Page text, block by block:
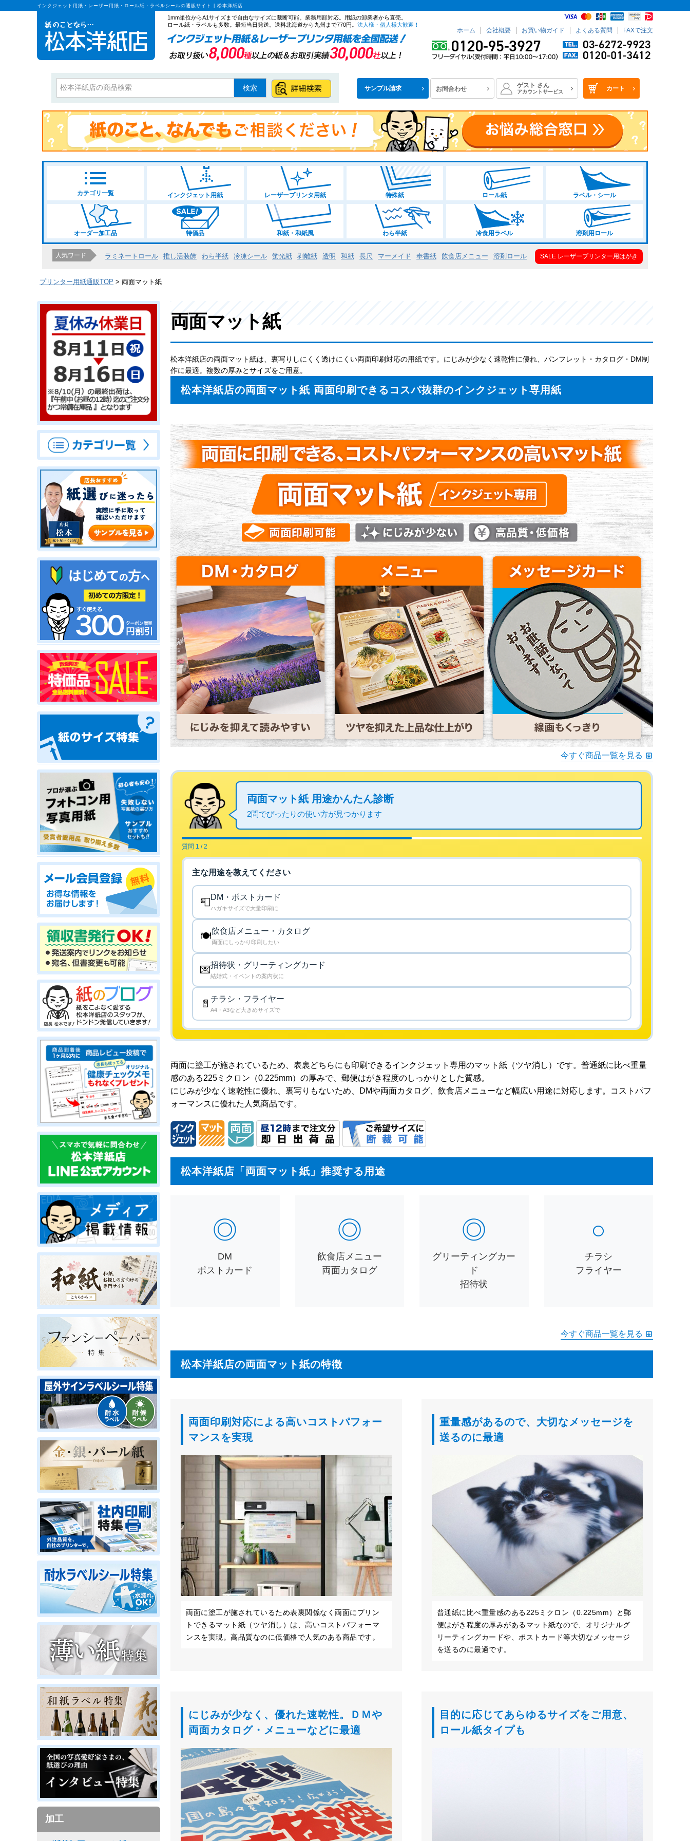
インクジェット用紙・レーザー用紙・ロール紙・ラベルシールの通販サイト | 松本洋紙店
1mm単位からA1サイズまで自由なサイズに裁断可能。業務用卸対応。用紙の卸業者から直売。
ロール紙・ラベルも多数。最短当日発送。送料北海道から九州まで770円。 法人様・個人様大歓迎！
ホーム 会社概要 お買い物ガイド よくある質問 FAXで注文
サンプル請求 お問合わせ ゲスト さん
アカウントサービス カート
検索
カテゴリ一覧 インクジェット用紙 レーザープリンタ用紙 特殊紙 ロール紙 ラベル・シール
オーダー加工品 特価品 和紙・和紙風 わら半紙 冷食用ラベル 溶剤用ロール
人気ワード ラミネートロール 推し活装飾 わら半紙 冷凍シール 蛍光紙 剥離紙 透明 和紙 長尺 マーメイド 奉書紙 飲食店メニュー 溶剤ロール SALE レーザープリンター用はがき
プリンター用紙通販TOP 両面マット紙
加工
両面マット紙
松本洋紙店の両面マット紙は、裏写りしにくく透けにくい両面印刷対応の用紙です。にじみが少なく速乾性に優れ、パンフレット・カタログ・DM制
作に最適。複数の厚みとサイズをご用意。
松本洋紙店の両面マット紙 両面印刷できるコスパ抜群のインクジェット専用紙
今すぐ商品一覧を見る
両面マット紙 用途かんたん診断
2問でぴったりの使い方が見つかります
質問 1 / 2
主な用途を教えてください
📮DM・ポストカード
ハガキサイズで大量印刷に
🍽️飲食店メニュー・カタログ
両面にしっかり印刷したい
💌招待状・グリーティングカード
結婚式・イベントの案内状に
📄 チラシ・フライヤー
A4・A3など大きめサイズで
両面に塗工が施されているため、表裏どちらにも印刷できるインクジェット専用のマット紙（ツヤ消し）です。普通紙に比べ重量
感のある225ミクロン（0.225mm）の厚みで、郵便はがき程度のしっかりとした質感。
にじみが少なく速乾性に優れ、裏写りもないため、DMや両面カタログ、飲食店メニューなど幅広い用途に対応します。コストパフ
ォーマンスに優れた人気商品です。
松本洋紙店「両面マット紙」推奨する用途
◎
DM
ポストカード
◎
飲食店メニュー
両面カタログ
◎
グリーティングカー
ド
招待状
○
チラシ
フライヤー
今すぐ商品一覧を見る
松本洋紙店の両面マット紙の特徴
両面印刷対応による高いコストパフォー
マンスを実現
両面に塗工が施されているため表裏関係なく両面にプリン
トできるマット紙（ツヤ消し）は、高いコストパフォーマ
ンスを実現。高品質なのに低価格で人気のある商品です。
重量感があるので、大切なメッセージを
送るのに最適
普通紙に比べ重量感のある225ミクロン（0.225mm）と郵
便はがき程度の厚みがあるマット紙なので、オリジナルグ
リーティングカードや、ポストカード等大切なメッセージ
を送るのに最適です。
にじみが少なく、優れた速乾性。ＤＭや
両面カタログ・メニューなどに最適
目的に応じてあらゆるサイズをご用意、
ロール紙タイプも